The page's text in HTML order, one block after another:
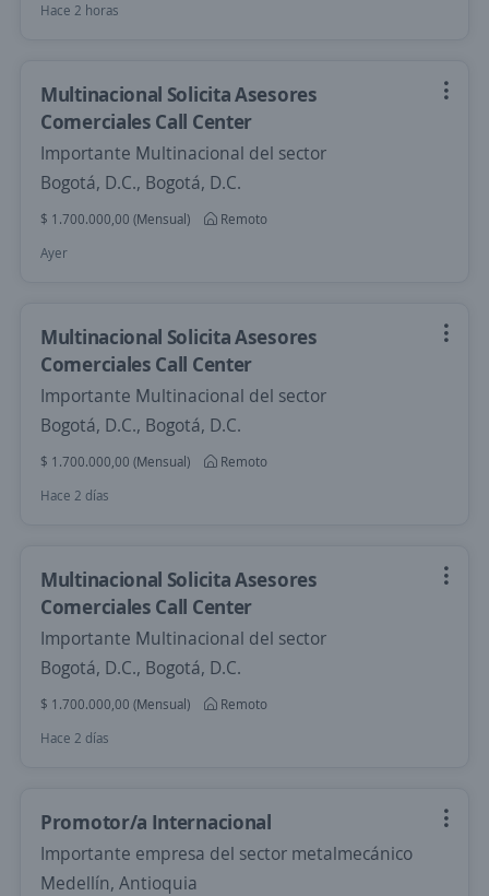
Hace 2 horas
Multinacional Solicita Asesores
Comerciales Call Center
Importante Multinacional del sector
Bogotá, D.C., Bogotá, D.C.
$ 1.700.000,00 (Mensual)
Remoto
Ayer
Multinacional Solicita Asesores
Comerciales Call Center
Importante Multinacional del sector
Bogotá, D.C., Bogotá, D.C.
$ 1.700.000,00 (Mensual)
Remoto
Hace 2 días
Multinacional Solicita Asesores
Comerciales Call Center
Importante Multinacional del sector
Bogotá, D.C., Bogotá, D.C.
$ 1.700.000,00 (Mensual)
Remoto
Hace 2 días
Promotor/a Internacional
Importante empresa del sector metalmecánico
Medellín, Antioquia